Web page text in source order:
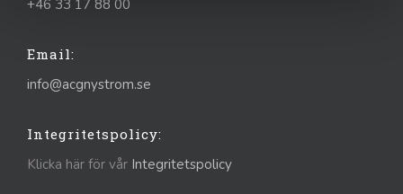
+46 33 17 88 00
Email:
info@acgnystrom.se
Integritetspolicy:
Klicka här för vår Integritetspolicy